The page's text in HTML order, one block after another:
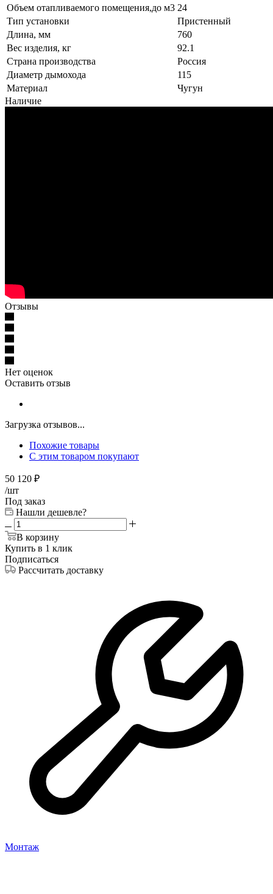
Объем отапливаемого помещения,до м3 24
Тип установки
Пристенный
Длина, мм
760
Вес изделия, кг
92.1
Страна производства
Россия
Диаметр дымохода
115
Материал
Чугун
Наличие
Отзывы
Нет оценок
Оставить отзыв
Загрузка отзывов...
Похожие товары
С этим товаром покупают
50 120 ₽
/шт
Под заказ
Нашли дешевле?
В корзину
Купить в 1 клик
Подписаться
Рассчитать доставку
Монтаж